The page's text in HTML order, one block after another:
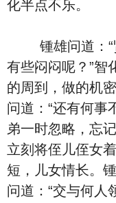
化半点不乐。
锺雄问道：“
有些闷闷呢？”智
的周到，做的机
问道：“还有何事
弟一时忽略，忘
立刻将侄儿侄女
短，儿女情长。
问道：“交与何人